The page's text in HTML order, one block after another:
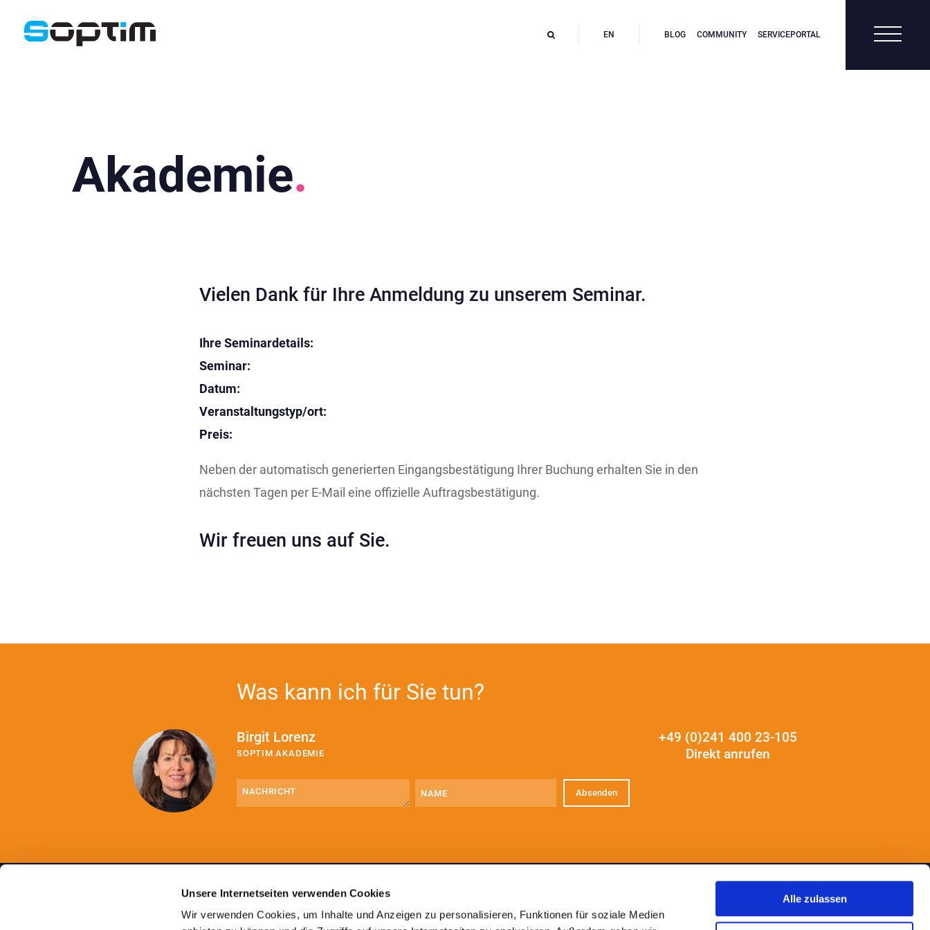
Unsere Internetseiten verwenden Cookies
Wir verwenden Cookies, um Inhalte und Anzeigen zu personalisieren, Funktionen für soziale Medien
Alle zulassen
EN BLOG COMMUNITY SERVICEPORTAL
Akademie
Vielen Dank für Ihre Anmeldung zu unserem Seminar.
Ihre Seminardetails:
Seminar:
Datum:
Veranstaltungstyp/ort:
Preis:
Neben der automatisch generierten Eingangsbestätigung Ihrer Buchung erhalten Sie in den
nächsten Tagen per E-Mail eine offizielle Auftragsbestätigung.
Wir freuen uns auf Sie.
Was kann ich für Sie tun?
Birgit Lorenz
SOPTIM AKADEMIE
+49 (0)241 400 23-105
Direkt anrufen
(erforderlich)
NIEDERLASSUNG ESSEN